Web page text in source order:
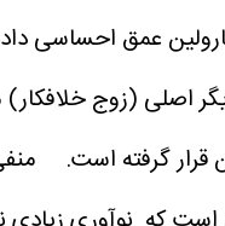
عمق احساسی
اصلی (زوج خلافکار)
گرفته است.